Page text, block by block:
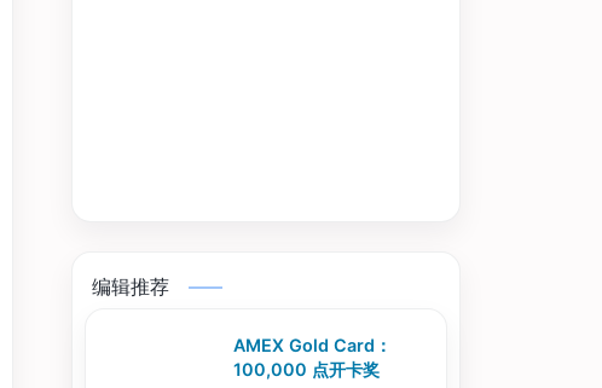
编辑推荐
AMEX Gold Card：
100,000 点开卡奖